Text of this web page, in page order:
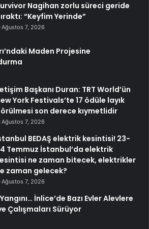
Nagihan zorlu süreci geride
“Keyfim Yerinde”
Ağustos 7, 2026
Maden Projesine
Başkanı Duran: TRT World’ün
York Festivals’te 17 ödüle layık
son derece kıymetlidir
Ağustos 7, 2026
BEDAŞ elektrik kesintisi! 23-
Temmuz İstanbul’da elektrik
ne zaman bitecek, elektrikler
zaman gelecek?
Ağustos 7, 2026
İnlice’de Bazı Evler Alevlere
Çalışmaları Sürüyor